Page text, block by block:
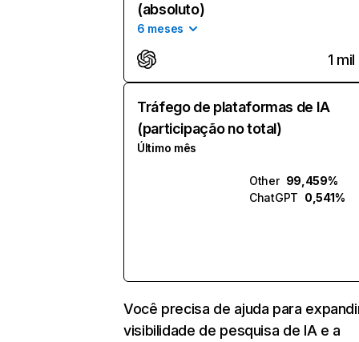
(absoluto)
6 meses
1 mil
Tráfego de plataformas de IA
(participação no total)
Último mês
Other 99,459%
ChatGPT 0,541%
Você precisa de ajuda para
visibilidade de pesquisa de IA e a